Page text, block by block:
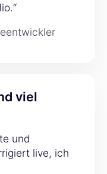
viel
und
live, ich